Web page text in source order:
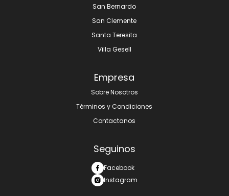
San Bernardo
San Clemente
Santa Teresita
Villa Gesell
Empresa
Sobre Nosotros
Términos y Condiciones
Contactanos
Seguinos
Facebook
Instagram